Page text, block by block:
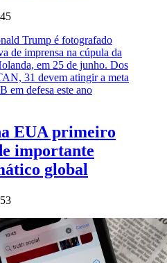
EUA primeiro
importante
global